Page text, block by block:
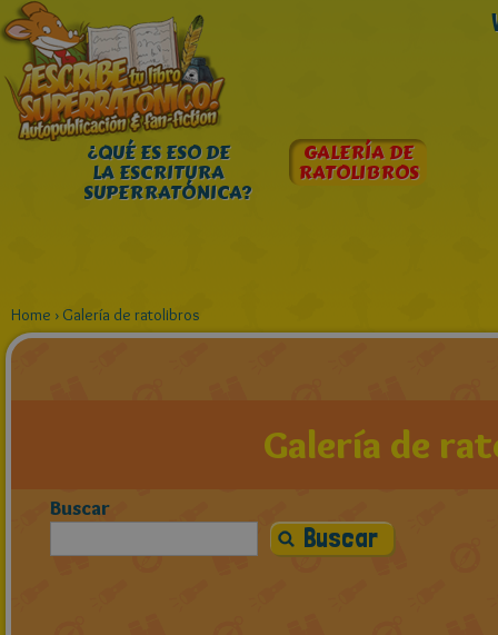
¿QUÉ ES ESO DE
LA ESCRITURA
SUPERRATÓNICA?
GALERÍA DE
RATOLIBROS
Home › Galería de ratolibros
Galería de
Buscar